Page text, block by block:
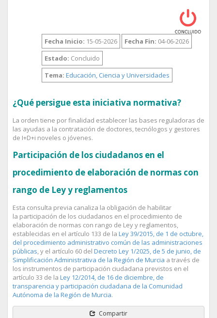
Fecha Inicio: 15-05-2026 Fecha Fin: 04-06-2026
Estado: Concluido
Tema: Educación, Ciencia y Universidades
¿Qué persigue esta iniciativa normativa?
La orden tiene por finalidad establecer las bases reguladoras de
las ayudas a la contratación de doctores, tecnólogos y gestores
de I+D+i noveles o jóvenes.
Participación de los ciudadanos en el
procedimiento de elaboración de normas con
rango de Ley y reglamentos
Esta consulta previa canaliza la obligación de habilitar
la participación de los ciudadanos en el procedimiento de
elaboración de normas con rango de Ley y reglamentos,
establecidas en el artículo 133 de la Ley 39/2015, de 1 de octubre,
del procedimiento administrativo común de las administraciones
públicas, y el artículo 60 del Decreto Ley 1/2025, de 5 de junio, de
Simplificación Administrativa de la Región de Murcia a través de
los instrumentos de participación ciudadana previstos en el
artículo 33 de la Ley 12/2014, de 16 de diciembre, de
transparencia y participación ciudadana de la Comunidad
Autónoma de la Región de Murcia.
Compartir